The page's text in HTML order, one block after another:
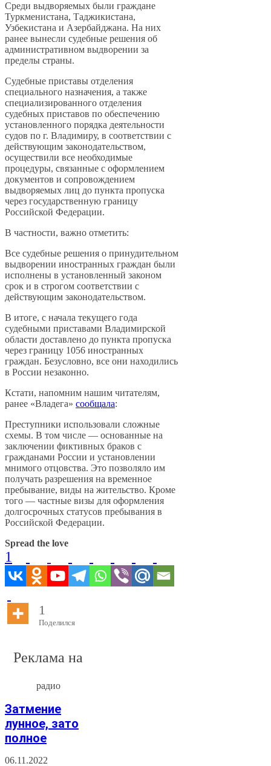
Среди выдворяемых были граждане
Туркменистана, Таджикистана,
Узбекистана и Азербайджана. На них
ранее вынесли судебные решения об
административном выдворении за
пределы страны.
Судебные приставы отделения
специального назначения, а также
специализированного отделения
судебных приставов по обеспечению
установленного порядка деятельности
судов по г. Владимиру, в соответствии с
действующим законодательством,
осуществили все необходимые
процедуры, связанные с оформлением
документов и сопровождением
выдворяемых лиц до пункта пропуска
через государственную границу
Российской Федерации.
В частности, важно отметить:
Все судебные решения о принудительном
выдворении иностранных граждан были
исполнены в установленный законом
срок и в строгом соответствии с
действующим законодательством.
В итоге, с начала текущего года
судебными приставами Владимирской
области доставлено до пункта пропуска
через границу 1056 иностранных
граждан. Безусловно, все они находились
в России незаконно.
Кстати, напомним нашим читателям,
ранее «Владега» сообщала:
Преступники использовали сложные
схемы. В том числе — основанные на
заключении фиктивных браков с
гражданами России и установлении
мнимого отцовства. Это позволяло им
получать разрешения на временное
пребывание, виды на жительство. Кроме
того — частные визы для оформления
долгосрочных статусов пребывания в
Российской Федерации.
Spread the love
1
1
Поделился
Реклама на
радио
Затмение
лунное, зато
полное
06.11.2022